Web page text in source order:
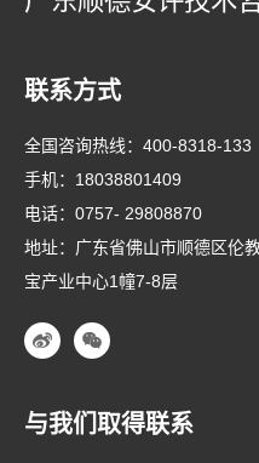
联系方式
全国咨询热线： 400-8318-133
手机： 18038801409
电话： 0757- 29808870
地址：广东省佛山市顺德区伦
宝产业中心1幢7-8层
与我们取得联系